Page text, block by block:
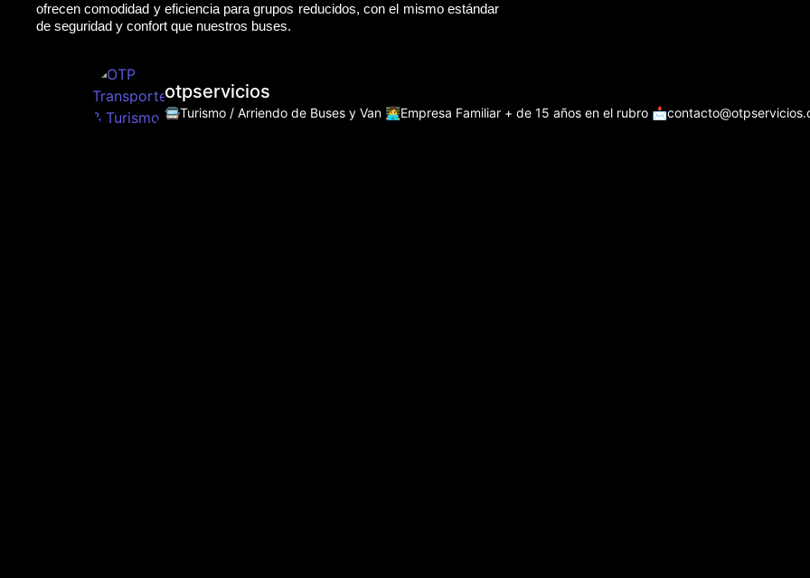
ofrecen comodidad y eficiencia para grupos reducidos, con el mismo estándar
de seguridad y confort que nuestros buses.
otpservicios
🚍Turismo / Arriendo de Buses y Van 👩‍💻Empresa Familiar + de 15 años en el rubro